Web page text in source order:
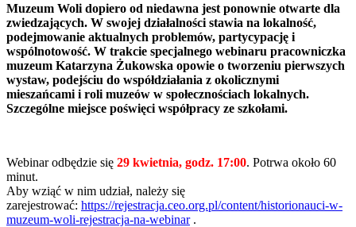
Muzeum Woli dopiero od niedawna jest ponownie otwarte dla
zwiedzających. W swojej działalności stawia na lokalność,
podejmowanie aktualnych problemów, partycypację i
wspólnotowość. W trakcie specjalnego webinaru pracowniczka
muzeum Katarzyna Żukowska opowie o tworzeniu pierwszych
wystaw, podejściu do współdziałania z okolicznymi
mieszańcami i roli muzeów w społecznościach lokalnych.
Szczególne miejsce poświęci współpracy ze szkołami.
Webinar odbędzie się 29 kwietnia, godz. 17:00. Potrwa około 60
minut.
Aby wziąć w nim udział, należy się
zarejestrować: https://rejestracja.ceo.org.pl/content/historionauci-w-
muzeum-woli-rejestracja-na-webinar.